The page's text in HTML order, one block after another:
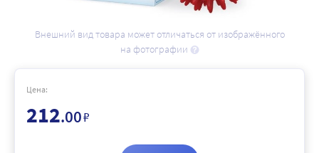
Внешний вид товара может отличаться от изображённого
на фотографии
Цена:
212.00₽